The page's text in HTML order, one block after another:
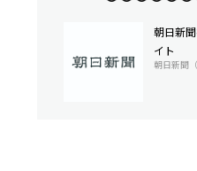
朝日新
イト
朝日新聞